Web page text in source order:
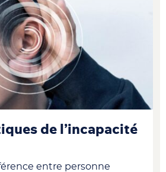
de l’incapacité
entre personne